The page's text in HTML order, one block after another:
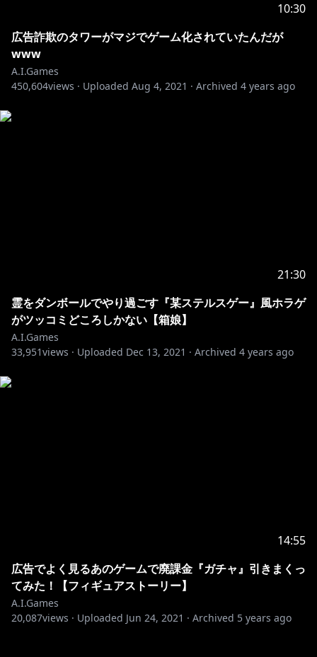
10:30
広告詐欺のタワーがマジでゲーム化されていたんだが
www
A.I.Games
450,604views · Uploaded Aug 4, 2021 · Archived 4 years ago
21:30
霊をダンボールでやり過ごす『某ステルスゲー』風ホラゲ
がツッコミどころしかない【箱娘】
A.I.Games
33,951views · Uploaded Dec 13, 2021 · Archived 4 years ago
14:55
広告でよく見るあのゲームで廃課金『ガチャ』引きまくっ
てみた！【フィギュアストーリー】
A.I.Games
20,087views · Uploaded Jun 24, 2021 · Archived 5 years ago